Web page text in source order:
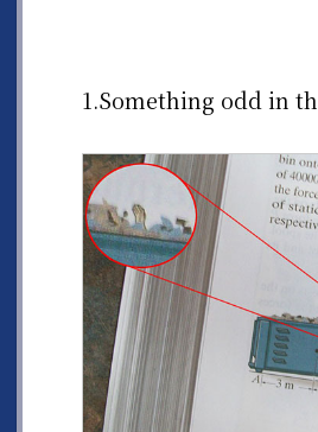
1.Something odd in